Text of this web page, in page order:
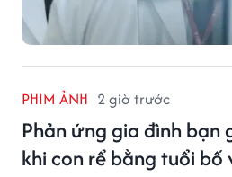
PHIM ẢNH 2 giờ trước
Phản ứng gia đình bạn
khi con rể bằng tuổi bố